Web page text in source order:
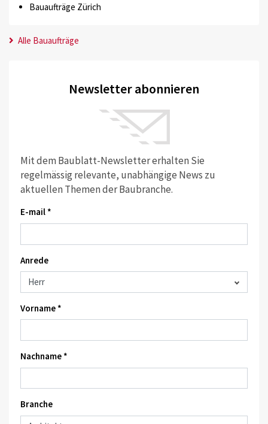
Bauaufträge Zürich
Alle Bauaufträge
Newsletter abonnieren
Mit dem Baublatt-Newsletter erhalten Sie
regelmässig relevante, unabhängige News zu
aktuellen Themen der Baubranche.
E-mail *
Anrede
Vorname *
Nachname *
Branche